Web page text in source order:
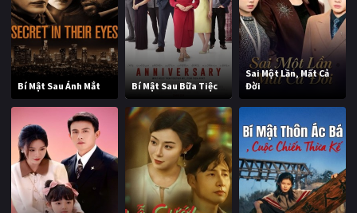
Bí Mật Sau Ánh Mắt Bí Mật Sau Bữa Tiệc
Sai Một Lần, Mất Cả
Đời